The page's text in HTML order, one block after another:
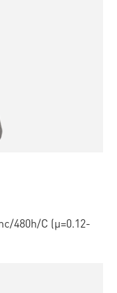
480h/C (µ=0.12-